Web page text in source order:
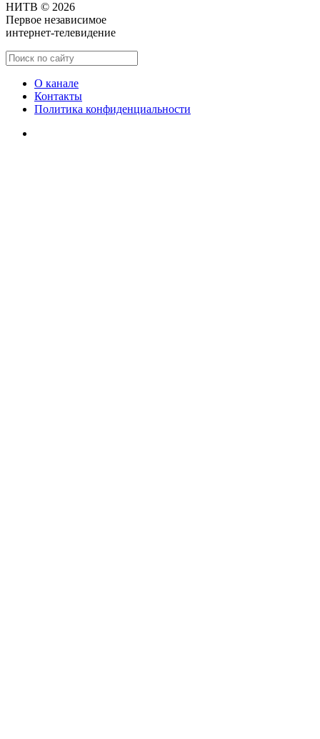
НИТВ © 2026
Первое независимое
интернет-телевидение
О канале
Контакты
Политика конфиденциальности